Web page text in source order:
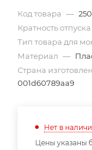
Код товара —
Кратность отпуска
Тип товара для
Материал —
Страна
001d60789aa9
Нет в
Цены указаны